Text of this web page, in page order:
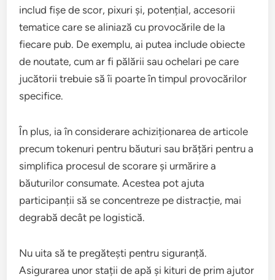
includ fișe de scor, pixuri și, potențial, accesorii
tematice care se aliniază cu provocările de la
fiecare pub. De exemplu, ai putea include obiecte
de noutate, cum ar fi pălării sau ochelari pe care
jucătorii trebuie să îi poarte în timpul provocărilor
specifice.
În plus, ia în considerare achiziționarea de articole
precum tokenuri pentru băuturi sau brățări pentru a
simplifica procesul de scorare și urmărire a
băuturilor consumate. Acestea pot ajuta
participanții să se concentreze pe distracție, mai
degrabă decât pe logistică.
Nu uita să te pregătești pentru siguranță.
Asigurarea unor stații de apă și kituri de prim ajutor